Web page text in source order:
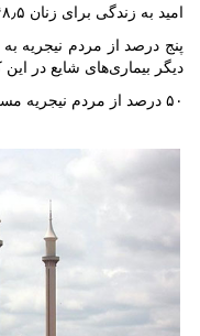
امید به زندگی برای زنان ۴۸٫۵ و برای مردان ۴۷٫۱۵ سال است .
پنج درصد از مردم نیجریه به
دیگر بیماری‌های شایع در
۵۰ درصد از مردم نیجریه مسلمان و ۴۰ درصد مسیحی هستند.